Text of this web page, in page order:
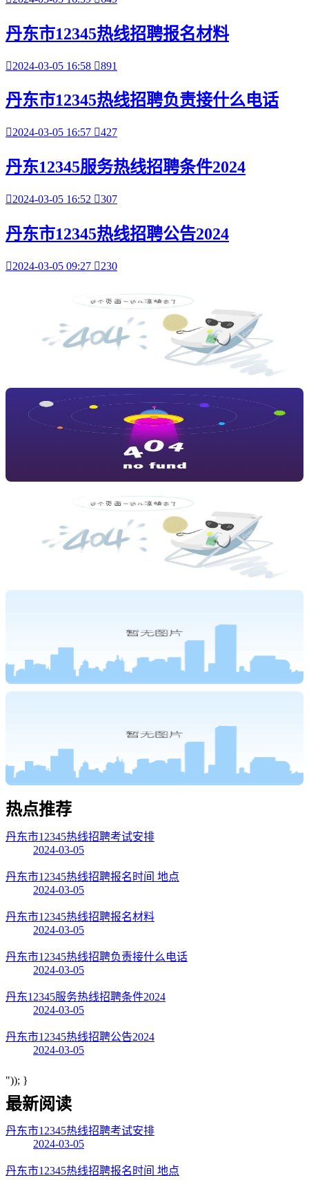
丹东市12345热线招聘报名材料
2024-03-05 16:58 891
丹东市12345热线招聘负责接什么电话
2024-03-05 16:57 427
丹东12345服务热线招聘条件2024
2024-03-05 16:52 307
丹东市12345热线招聘公告2024
2024-03-05 09:27 230
热点推荐
丹东市12345热线招聘考试安排
2024-03-05
丹东市12345热线招聘报名时间 地点
2024-03-05
丹东市12345热线招聘报名材料
2024-03-05
丹东市12345热线招聘负责接什么电话
2024-03-05
丹东12345服务热线招聘条件2024
2024-03-05
丹东市12345热线招聘公告2024
2024-03-05
")); }
最新阅读
丹东市12345热线招聘考试安排
2024-03-05
丹东市12345热线招聘报名时间 地点